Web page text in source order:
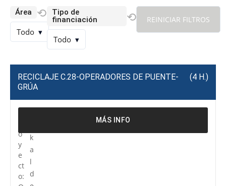
Área ⟲
Todo ▾
Tipo de
financiación
⟲
Todo ▾
REINICIAR FILTROS
RECICLAJE C.28-OPERADORES DE PUENTE-
GRÚA
(4 H.)
o
y
e
ct
o:
k
a
l
d
MÁS INFO